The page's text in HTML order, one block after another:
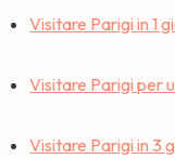
Visitare Parigi in 1
Visitare Parigi per
Visitare Parigi in 3